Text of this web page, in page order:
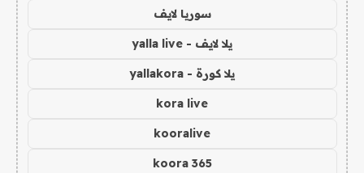
سوريا لايف
يلا لايف - yalla live
يلا كورة - yallakora
kora live
kooralive
koora 365